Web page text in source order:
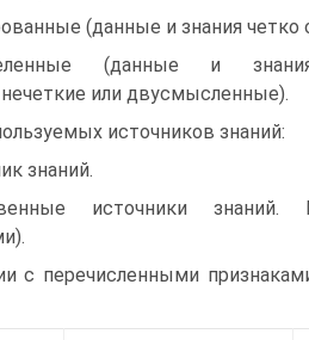
(данные и знания четко
(данные и
или двусмысленные).
источников знаний:
знаний.
источники знаний.
с перечисленными